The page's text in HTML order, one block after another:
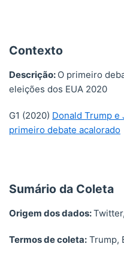
Contexto
Descrição: O primeiro
eleições dos EUA 2020
G1 (2020) Donald Trump e
primeiro debate acalorado
Sumário da Coleta
Origem dos dados:
Termos de coleta: Trump,